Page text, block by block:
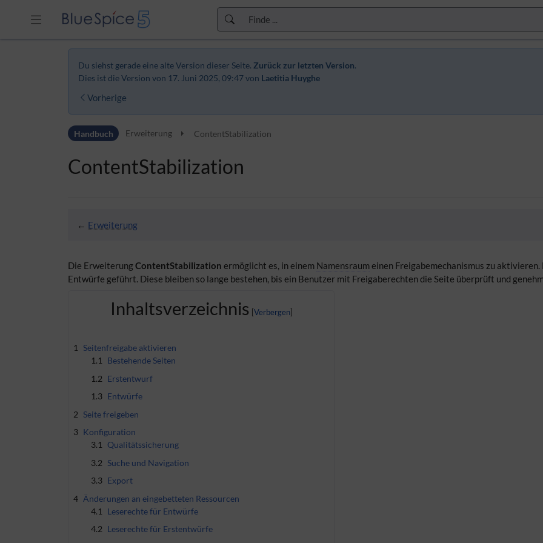
Zu den Seitenwerkzeugen
Du siehst gerade eine alte Version dieser Seite. Zurück zur letzten Version.
Dies ist die Version von 17. Juni 2025, 09:47 von Laetitia Huyghe
Vorherige
Handbuch Erweiterung ContentStabilization
ContentStabilization
← Erweiterung
Die ErweiterungContentStabilization ermöglicht es, in einem Namensraumeinen Freigabemechanismus zu
Entwürfe geführt. Diese bleiben so lange bestehen, bis ein Benutzer mit Freigaberechten die Seite überprüft und
Inhaltsverzeichnis
1
Seitenfreigabe aktivieren
1.1
Bestehende Seiten
1.2 Erstentwurf
1.3 Entwürfe
2 Seite freigeben
3 Konfiguration
3.1
Qualitätssicherung
3.2 Suche und Navigation
3.3 Export
4 Änderungen an eingebetteten Ressourcen
4.1
Leserechte für Entwürfe
4.2 Leserechte für Erstentwürfe